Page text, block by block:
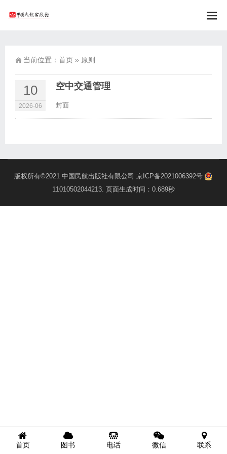
当前位置： 首页 » 原则
10
2026-06
空中交通管理
封面
版权所有©2021 中国民航出版社有限公司 京ICP备2021006392号
11010502044213. 页面生成时间：0.689秒
首页 图书 电话 微信 联系